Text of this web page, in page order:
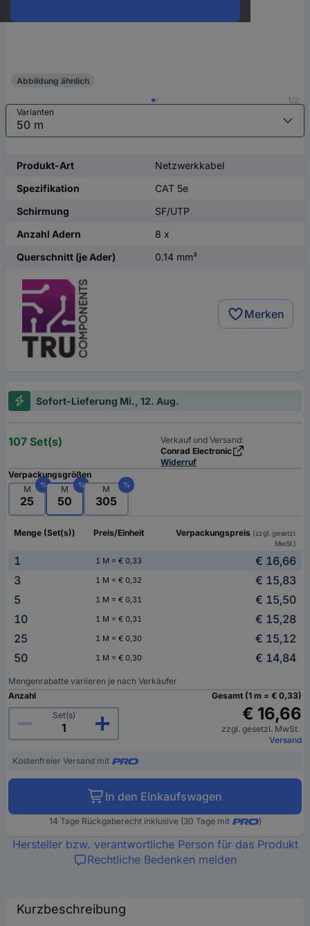
1/2
Abbildung ähnlich
Varianten
Produkt-Art
Netzwerkkabel
Spezifikation
CAT 5e
Schirmung
SF/UTP
Anzahl Adern
8 x
Querschnitt (je Ader)
0.14 mm²
Merken
Sofort-Lieferung Mi., 12. Aug.
107 Set(s)
Verkauf und Versand:
Conrad Electronic
Widerruf
Verpackungsgrößen
M
%
25
M %
50
M %
305
Menge (Set(s)) Preis/Einheit Verpackungspreis (zzgl. gesetzl.
MwSt.)
1 1 M = € 0,33
€ 16,66
3
1 M = € 0,32
€ 15,83
5
1 M = € 0,31
€ 15,50
10
1 M = € 0,31
€ 15,28
25
1 M = € 0,30
€ 15,12
50
1 M = € 0,30 € 14,84
Mengenrabatte variieren je nach Verkäufer
Anzahl
Set(s)
Gesamt (1 m = € 0,33)
€ 16,66
zzgl. gesetzl. MwSt.
Versand
Kostenfreier Versand mit
In den Einkaufswagen
14 Tage Rückgaberecht inklusive (30 Tage mit )
Hersteller bzw. verantwortliche Person für das Produkt
Rechtliche Bedenken melden
Kurzbeschreibung